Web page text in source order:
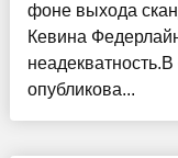
фоне выхода
Кевина
опубликова...